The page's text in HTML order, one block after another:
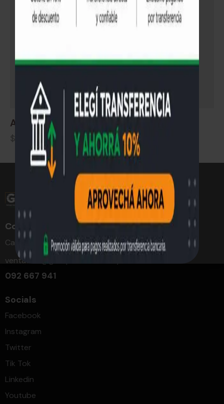
Aislante PET con aluminio
Contacto
Cabari 4157, Montevideo
ventaweb@groupsoluciones.uy
092 667 941
Socials
Facebook
Instagram
Twitter
Tik Tok
Linkedin
Youtube